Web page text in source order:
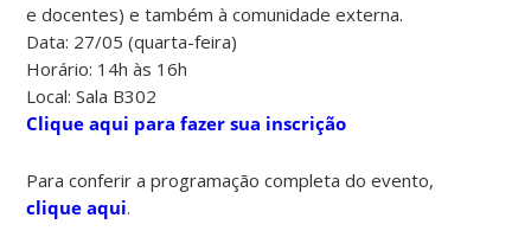
e docentes) e também à comunidade externa.
Data: 27/05 (quarta-feira)
Horário: 14h às 16h
Local: Sala B302
Clique aqui para fazer sua inscrição
Para conferir a programação completa do evento,
clique aqui.